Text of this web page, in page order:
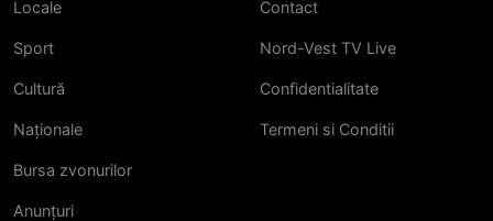
Locale
Sport
Cultură
Naționale
Bursa zvonurilor
Anunțuri
Contact
Nord-Vest TV Live
Confidentialitate
Termeni si Conditii